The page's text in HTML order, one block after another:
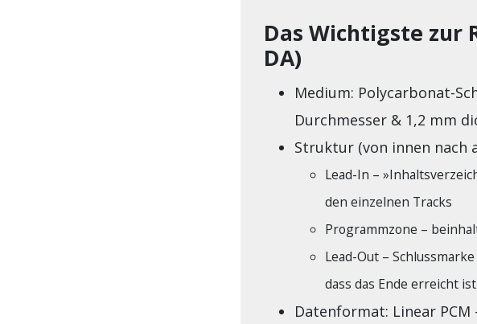
Das Wichtigste zur
DA)
Medium: Polycarbonat-
Durchmesser & 1,2 mm
Struktur (von innen nach
Lead-In –
den einzelnen Tracks
Programmzone –
Lead-Out –
dass das Ende erreicht ist
Datenformat: Linear